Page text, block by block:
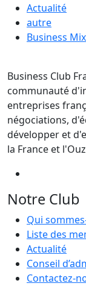
Actualité
autre
Business
Business Club
communauté
entreprises
négociations,
développer et
la France et
Notre Club
Qui
Liste des
Actualité
Conseil
Contactez-